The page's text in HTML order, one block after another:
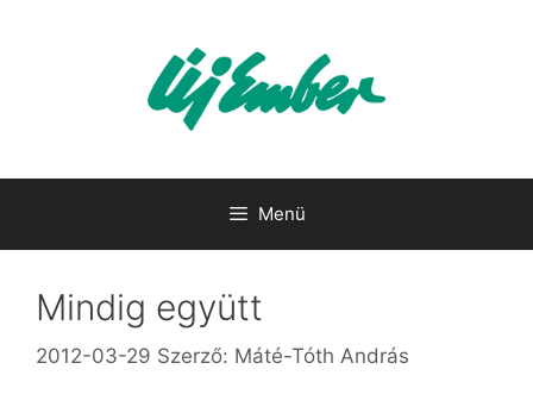
Menü
Mindig együtt
2012-03-29 Szerző: Máté-Tóth András